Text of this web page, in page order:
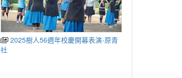
2025樹人56週年校慶開幕表演-原青
社